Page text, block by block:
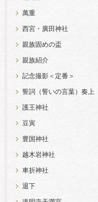
萬重
西宮・廣田神社
親族固めの盃
親族紹介
記念撮影＜定番＞
誓詞（誓いの言葉）奏上
護王神社
豆寅
豊国神社
越木岩神社
車折神社
退下